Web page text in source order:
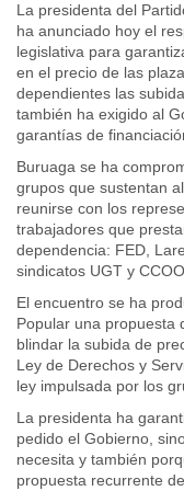
La presidenta del
ha anunciado hoy el
legislativa para
en el precio de las
dependientes las
también ha exigido al
garantías de
Buruaga se ha
grupos que sustentan
reunirse con los
trabajadores que
dependencia: FED,
sindicatos UGT y
El encuentro se ha
Popular una propuesta
blindar la subida de
Ley de Derechos y
ley impulsada por los
La presidenta ha
pedido el Gobierno,
necesita y también
propuesta recurrente